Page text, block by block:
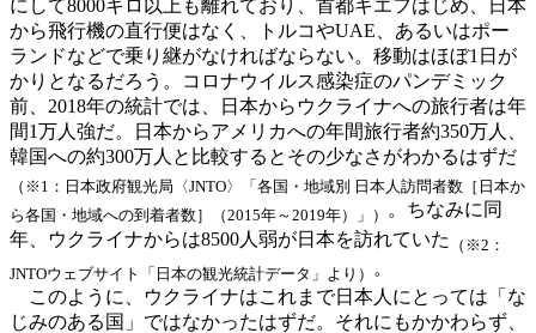
にして8000キロ以上も離れており、首都キエフはじめ、日本
から飛行機の直行便はなく、トルコやUAE、あるいはポー
ランドなどで乗り継がなければならない。移動はほぼ1日が
かりとなるだろう。コロナウイルス感染症のパンデミック
前、2018年の統計では、日本からウクライナへの旅行者は年
間1万人強だ。日本からアメリカへの年間旅行者約350万人、
韓国への約300万人と比較するとその少なさがわかるはずだ
（※1：日本政府観光局〈JNTO〉「各国・地域別 日本人訪問者数［日本か
ら各国・地域への到着者数］（2015年～2019年）」） 。ちなみに同
年、ウクライナからは8500人弱が日本を訪れていた
（※2：
JNTOウェブサイト「日本の観光統計データ」より）
。
このように、ウクライナはこれまで日本人にとっては「な
じみのある国」ではなかったはずだ。それにもかかわらず、